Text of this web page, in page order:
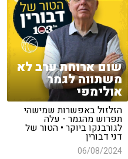
שום ארוחת ערב לא
משתווה לגמר
אולימפי
הזלזול באפשרות שמישהי
תפרוש מהגמר - עלה
לגורבנקו ביוקר • הטור של
דני דבורין
06/08/2024